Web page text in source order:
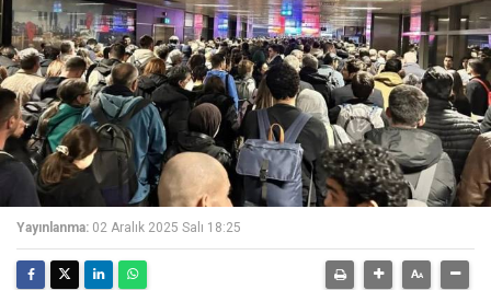
Yayınlanma: 02 Aralık 2025 Salı 18:25